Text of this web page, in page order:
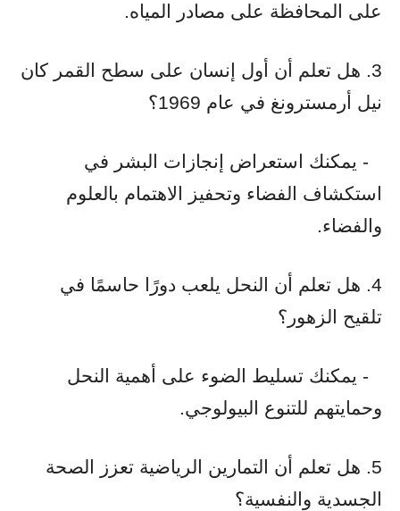
على المحافظة على مصادر المياه.
3. هل تعلم أن أول إنسان على سطح القمر كان
نيل أرمسترونغ في عام 1969؟
- يمكنك استعراض إنجازات البشر في
استكشاف الفضاء وتحفيز الاهتمام بالعلوم
والفضاء.
4. هل تعلم أن النحل يلعب دورًا حاسمًا في
تلقيح الزهور؟
- يمكنك تسليط الضوء على أهمية النحل
وحمايتهم للتنوع البيولوجي.
5. هل تعلم أن التمارين الرياضية تعزز الصحة
الجسدية والنفسية؟